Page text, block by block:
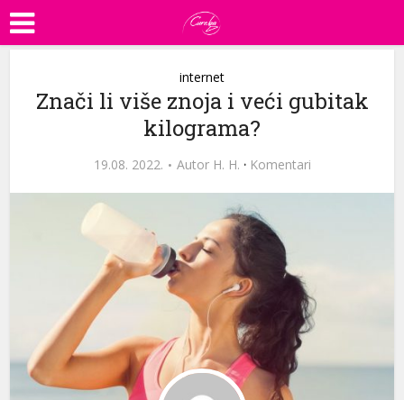
internet
Znači li više znoja i veći gubitak
kilograma?
19.08. 2022. Autor H. H. · Komentari